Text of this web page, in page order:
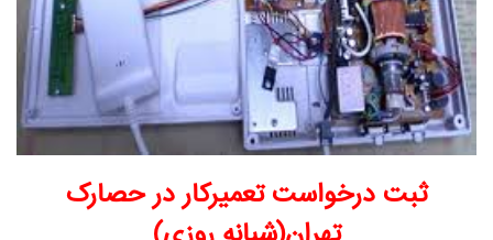
ثبت درخواست تعمیرکار در حصارک